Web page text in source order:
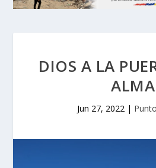
DIOS A LA
ALMA
Jun 27, 2022|